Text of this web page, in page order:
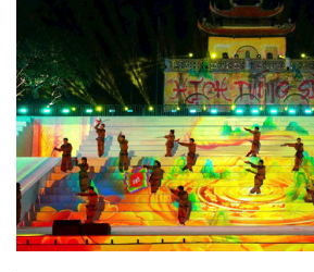
thống thượng võ dân tộc, quảng bá hình
giao lưu văn hóa, thể thao với bạn bè thế